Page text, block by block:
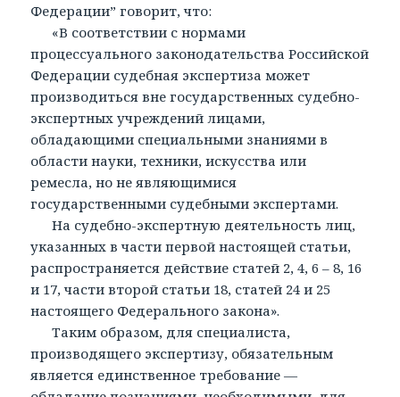
Федерации” говорит, что:
«В соответствии с нормами
процессуального законодательства Российской
Федерации судебная экспертиза может
производиться вне государственных судебно-
экспертных учреждений лицами,
обладающими специальными знаниями в
области науки, техники, искусства или
ремесла, но не являющимися
государственными судебными экспертами.
На судебно-экспертную деятельность лиц,
указанных в части первой настоящей статьи,
распространяется действие статей 2, 4, 6 – 8, 16
и 17, части второй статьи 18, статей 24 и 25
настоящего Федерального закона».
Таким образом, для специалиста,
производящего экспертизу, обязательным
является единственное требование —